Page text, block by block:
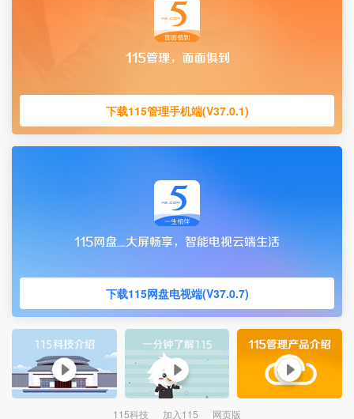
下载115管理手机端(V37.0.1)
下载115网盘电视端(V37.0.7)
115科技 加入115 网页版